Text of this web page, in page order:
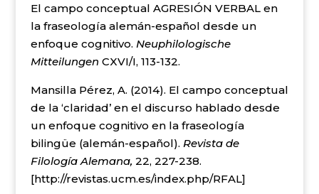
El campo conceptual AGRESIÓN VERBAL en
la fraseología alemán-español desde un
enfoque cognitivo. Neuphilologische
Mitteilungen CXVI/I, 113-132.
Mansilla Pérez, A. (2014). El campo conceptual
de la ‘claridad’ en el discurso hablado desde
un enfoque cognitivo en la fraseología
bilingüe (alemán-español). Revista de
Filología Alemana, 22, 227-238.
[http://revistas.ucm.es/index.php/RFAL]